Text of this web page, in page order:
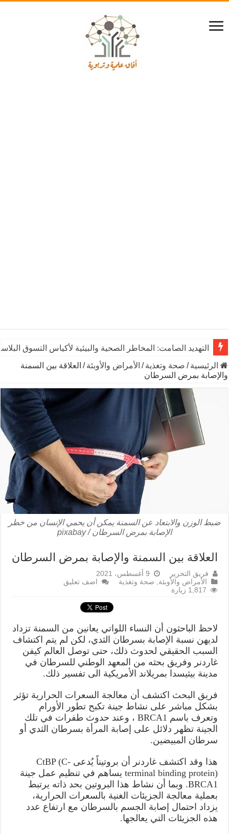
التهديد الصامت: المخاطر الصحية والبيئية لأكياس التسوق
الرئيسية / صحة وتغذية / الأمراض والأوبئة / العلاقة بين السمنة
والإصابة بمرض السرطان
ضبط الوزن والابتعاد عن السمنة يمكن أن يحمي الإنسان من خطر
الإصابة بمرض السرطان / pixabay
العلاقة بين السمنة والإصابة بمرض السرطان
فريق التحرير
9 أغسطس، 2021
الأمراض والأوبئة, صحة وتغذية
اضف تعليق
1,817 زيارة
لاحظ الباحثون أن النساء اللواتي يعانين من السمنة تزداد
لديهن نسبة الإصابة بسرطان الثدي، لكن لم يتم اكتشاف
السبب الحقيقي لحدوث ذلك، حتى توصل العالم كيفن
غاردنر وفريق بحثه من المعهد الوطني للسرطان في
مدينة بيثيسدا بمريلاند الأمريكية الى تفسير ذلك.
فريق البحث اكتشف أن معالجة السعرات الحرارية تؤثر
بشكل مباشر على نشاط جينة تكبح تطور الأورام
وتعرف باسم BRCA1 ، وعند حدوث طفرات في تلك
الجينة تظهر دلائل على إصابة المرأة بسرطان الثدي أو
سرطان المبيضين.
هذا وقد اكتشف غاردنر أن بروتيناً يُدعى CtBP (C-
terminal binding protein) يساهم في تنظيم عمل جينة
BRCA1. وبما أن نشاط هذا البروتين بحد ذاته يرتبط
بعملية معالجة الجزيئات الغنية بالسعرات الحرارية،
يزداد احتمال إصابة الجسم بالسرطان مع ارتفاع عدد
هذه الجزيئات التي يعالجها.